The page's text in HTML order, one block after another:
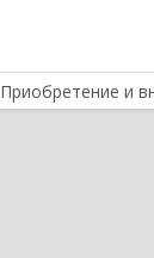
Приобретение и